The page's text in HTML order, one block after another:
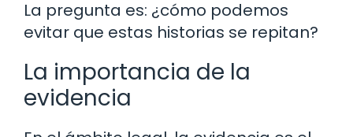
La pregunta es: ¿cómo podemos
evitar que estas historias se repitan?
La importancia de la
evidencia